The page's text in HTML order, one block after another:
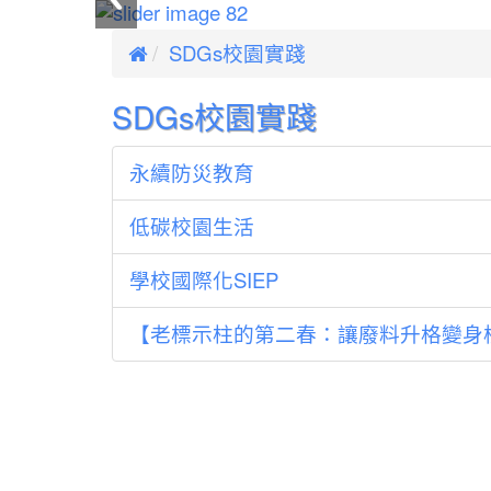
 SDGs校園實踐
SDGs校園實踐
永續防災教育
低碳校園生活
學校國際化SIEP
【老標示柱的第二春：讓廢料升格變身